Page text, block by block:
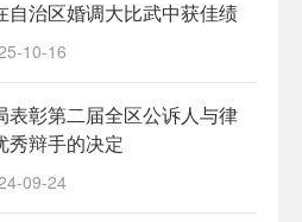
自治区婚调大比武中获佳绩
10-16
表彰第二届全区公诉人与律
秀辩手的决定
09-24